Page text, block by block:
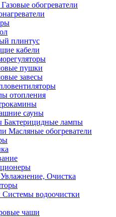
Газовые обогреватели
плинтус
кабели
пушки
завесы
отопления
сауны
Бактерицидные лампы
Масляные обогреватели
Увлажнение, Очистка
Системы водоочистки
чаши